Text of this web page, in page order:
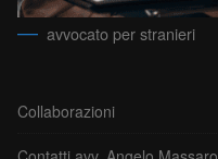
avvocato per stranieri
Collaborazioni